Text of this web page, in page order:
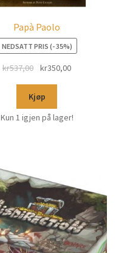
Papà Paolo
NEDSATT PRIS (- 35%)
kr537,00 kr350,00
Kjøp
Kun 1 igjen på lager!